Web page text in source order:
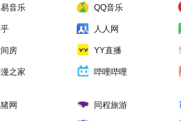
易音乐 QQ音乐
人人网
房 YY直播
之家 哔哩哔哩
网 同程旅游